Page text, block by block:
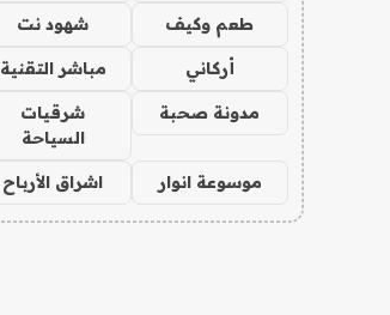
طعم وكيف شهود نت
أركاني مباشر التقنية
مدونة صحبة
شرقيات
السياحة
موسوعة انوار اشراق الأرباح